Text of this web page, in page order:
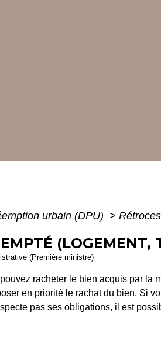
urbain (DPU) >
(LOGEMENT,
(Première ministre)
racheter le bien acquis par
en priorité le rachat du bien. Si
pas ses obligations, il est